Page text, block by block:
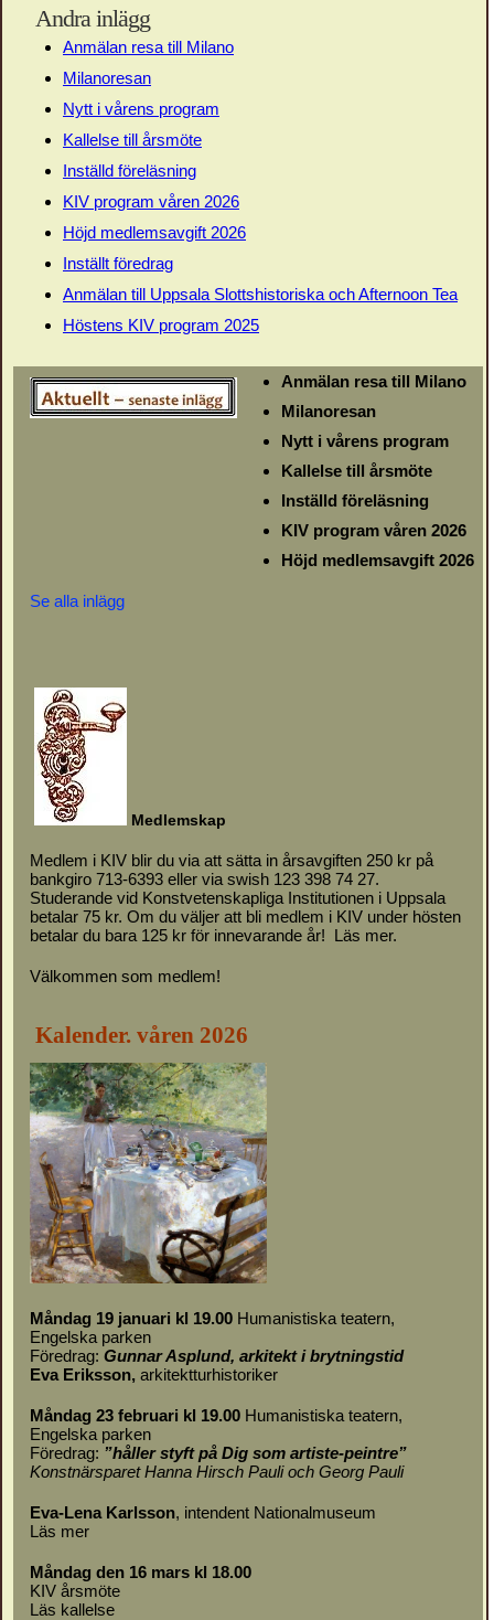
Andra inlägg
Anmälan resa till Milano
Milanoresan
Nytt i vårens program
Kallelse till årsmöte
Inställd föreläsning
KIV program våren 2026
Höjd medlemsavgift 2026
Inställt föredrag
Anmälan till Uppsala Slottshistoriska och Afternoon Tea
Höstens KIV program 2025
Anmälan resa till Milano
Milanoresan
Nytt i vårens program
Kallelse till årsmöte
Inställd föreläsning
KIV program våren 2026
Höjd medlemsavgift 2026
Se alla inlägg
Medlemskap
Medlem i KIV blir du via att sätta in årsavgiften 250 kr på
bankgiro 713-6393 eller via swish 123 398 74 27.
Studerande vid Konstvetenskapliga Institutionen i Uppsala
betalar 75 kr. Om du väljer att bli medlem i KIV under hösten
betalar du bara 125 kr för innevarande år! Läs mer.
Välkommen som medlem!
Kalender. våren 2026
Måndag 19 januari kl 19.00 Humanistiska teatern,
Engelska parken
Föredrag: Gunnar Asplund, arkitekt i brytningstid
Eva Eriksson, arkitektturhistoriker
Måndag 23 februari kl 19.00 Humanistiska teatern,
Engelska parken
Föredrag: ”håller styft på Dig som artiste-peintre”
Konstnärsparet Hanna Hirsch Pauli och Georg Pauli
Eva-Lena Karlsson, intendent Nationalmuseum
Läs mer
Måndag den 16 mars kl 18.00
KIV årsmöte
Läs kallelse